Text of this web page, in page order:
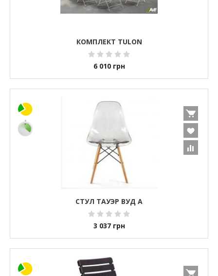
КОМПЛЕКТ TULON
6 010 грн
СТУЛ ТАУЭР ВУД А
3 037 грн